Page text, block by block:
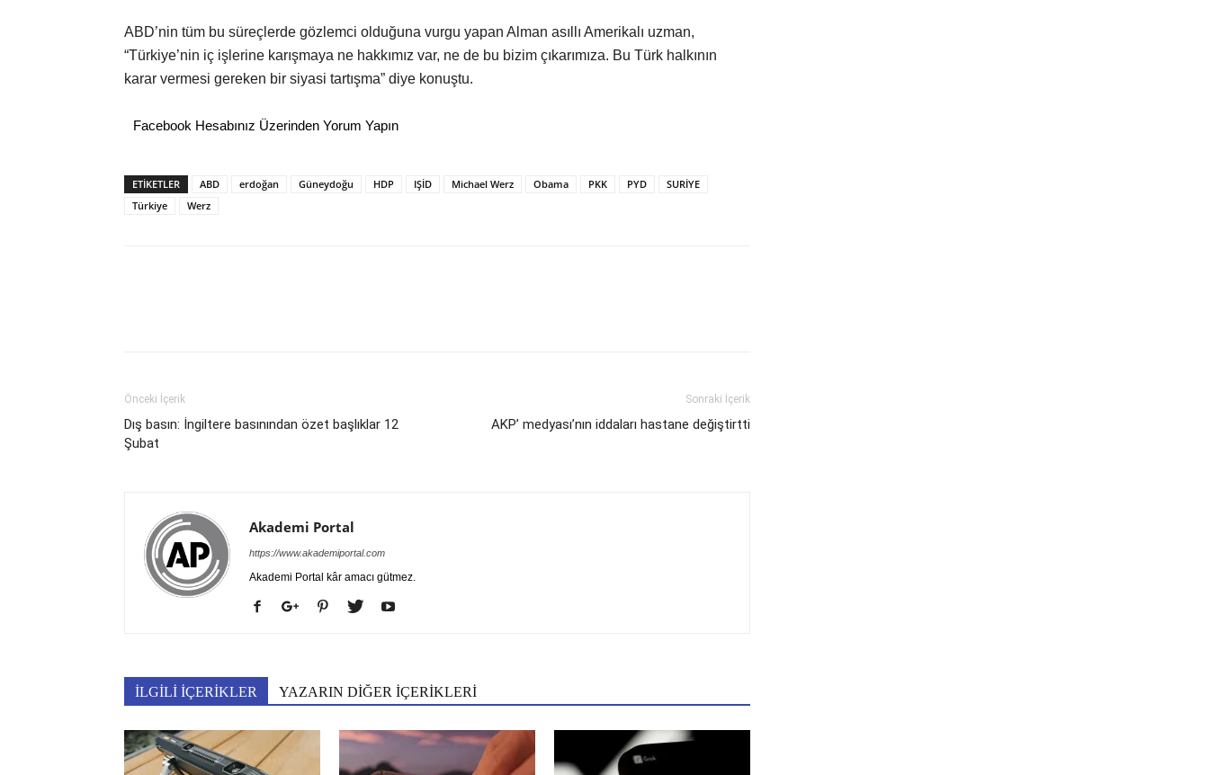
ABD’nin tüm bu süreçlerde gözlemci olduğuna vurgu yapan Alman asıllı Amerikalı uzman,
“Türkiye’nin iç işlerine karışmaya ne hakkımız var, ne de bu bizim çıkarımıza. Bu Türk halkının
karar vermesi gereken bir siyasi tartışma” diye konuştu.
Facebook Hesabınız Üzerinden Yorum Yapın
ETİKETLER ABD erdoğan Güneydoğu HDP IŞİD Michael Werz Obama PKK PYD
SURİYE
Türkiye
Werz
Önceki İçerik
Dış basın: İngiltere basınından özet başlıklar 12
Şubat
Sonraki İçerik
AKP’ medyası’nın iddaları hastane değiştirtti
Akademi Portal
https://www.akademiportal.com
Akademi Portal kâr amacı gütmez.
İLGİLİ İÇERİKLER YAZARIN DİĞER İÇERİKLERİ